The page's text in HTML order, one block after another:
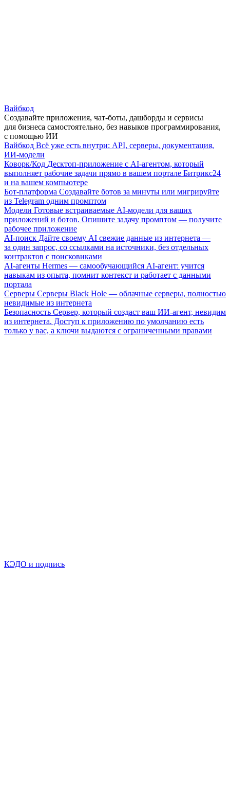
Вайбкод
Создавайте приложения, чат-боты, дашборды и сервисы
для бизнеса самостоятельно, без навыков программирования,
с помощью ИИ
Вайбкод Всё уже есть внутри: API, серверы, документация,
ИИ-модели
Коворк/Код Десктоп-приложение с AI-агентом, который
выполняет рабочие задачи прямо в вашем портале Битрикс24
и на вашем компьютере
Бот-платформа Создавайте ботов за минуты или мигрируйте
из Telegram одним промптом
Модели Готовые встраиваемые AI-модели для ваших
приложений и ботов. Опишите задачу промптом — получите
рабочее приложение
AI-поиск Дайте своему AI свежие данные из интернета —
за один запрос, со ссылками на источники, без отдельных
контрактов с поисковиками
AI-агенты Hermes — самообучающийся AI-агент: учится
навыкам из опыта, помнит контекст и работает с данными
портала
Серверы Серверы Black Hole — облачные серверы, полностью
невидимые из интернета
Безопасность Сервер, который создаст ваш ИИ-агент, невидим
из интернета. Доступ к приложению по умолчанию есть
только у вас, а ключи выдаются с ограниченными правами
КЭДО и подпись